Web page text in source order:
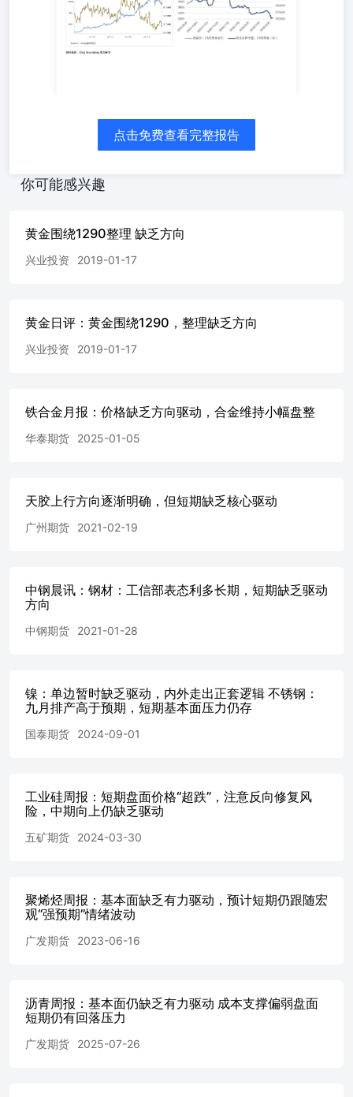
政治约束，以及中长端美债收益率高企对财政可持续性的压
力，美联储继续收紧的门槛正在系统性抬升。 技术层面，
建议重点关注200日均线4400附近的支撑有效性。该位置若
态，通过"油价→通胀预期→货币政策预期→黄金"的传导链
条影响定价。基准情景下，美联储年内重启加息仍是小概率
导存在约3个月滞后期。4月底油价见顶意味着核心CPI或在
推动金价回暖。 投资者可首先关注4900-5000关口的技术性
有望进一步挑战前高5500-5600区域。 四、长期展望：全球
构。在储备资产多元化与"去美元化"趋势下，黄金作为非信
用资产的"终极硬通货"属性将持续获得重估，其战略配置价
值不容忽五、投资建议：做战略配置，而非战术博弈 首
逢低补仓、上沿适度减仓的波段操作策略。 更重要的是，
黄金与权益、固收等主流资产的相关性较低，甚至在极端市
场环境下呈负相关。这意味着黄金在组合中扮演着尾部风险
的工具。
点击免费查看完整报告
你可能感兴趣
黄金围绕1290整理 缺乏方向
兴业投资 2019-01-17
黄金日评：黄金围绕1290，整理缺乏方向
兴业投资 2019-01-17
铁合金月报：价格缺乏方向驱动，合金维持小幅盘整
华泰期货 2025-01-05
天胶上行方向逐渐明确，但短期缺乏核心驱动
广州期货 2021-02-19
中钢晨讯：钢材：工信部表态利多长期，短期缺乏驱动
方向
中钢期货 2021-01-28
镍：单边暂时缺乏驱动，内外走出正套逻辑 不锈钢：
九月排产高于预期，短期基本面压力仍存
国泰期货 2024-09-01
工业硅周报：短期盘面价格“超跌”，注意反向修复风
险，中期向上仍缺乏驱动
五矿期货 2024-03-30
聚烯烃周报：基本面缺乏有力驱动，预计短期仍跟随宏
观“强预期”情绪波动
广发期货 2023-06-16
沥青周报：基本面仍缺乏有力驱动 成本支撑偏弱盘面
短期仍有回落压力
广发期货 2025-07-26